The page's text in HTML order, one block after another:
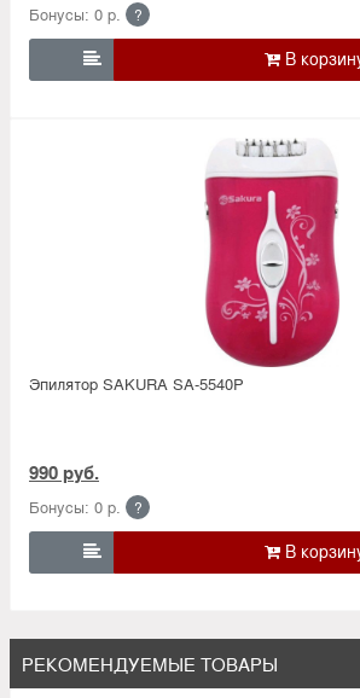
Бонусы: 0 р. ?

Эпилятор SAKURA SA-5540P
990 руб.
Бонусы: 0 р. ?

РЕКОМЕНДУЕМЫЕ ТОВАРЫ